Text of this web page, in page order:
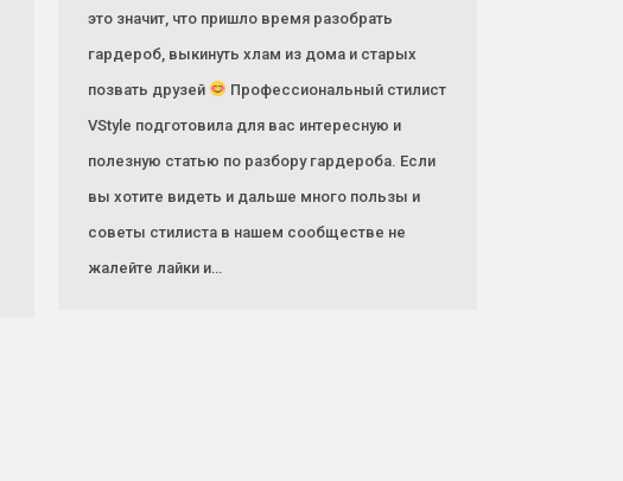
это значит, что пришло время разобрать
гардероб, выкинуть хлам из дома и старых
позвать друзей
Профессиональный стилист
VStyle подготовила для вас интересную и
полезную статью по разбору гардероба. Если
вы хотите видеть и дальше много пользы и
советы стилиста в нашем сообществе не
жалейте лайки и…